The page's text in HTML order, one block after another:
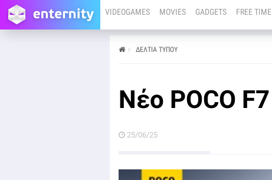
VIDEOGAMES MOVIES GADGETS FREE TIME
ΔΕΛΤΙΑ ΤΥΠΟΥ
Νέο POCO F7
25/06/25